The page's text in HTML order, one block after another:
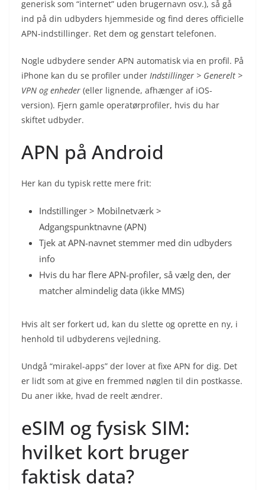
generisk som “internet” uden brugernavn osv.), så gå
ind på din udbyders hjemmeside og find deres officielle
APN-indstillinger. Ret dem og genstart telefonen.
Nogle udbydere sender APN automatisk via en profil. På
iPhone kan du se profiler under Indstillinger > Generelt >
VPN og enheder (eller lignende, afhænger af iOS-
version). Fjern gamle operatørprofiler, hvis du har
skiftet udbyder.
APN på Android
Her kan du typisk rette mere frit:
Indstillinger > Mobilnetværk >
Adgangspunktnavne (APN)
Tjek at APN-navnet stemmer med din udbyders
info
Hvis du har flere APN-profiler, så vælg den, der
matcher almindelig data (ikke MMS)
Hvis alt ser forkert ud, kan du slette og oprette en ny, i
henhold til udbyderens vejledning.
Undgå “mirakel-apps” der lover at fixe APN for dig. Det
er lidt som at give en fremmed nøglen til din postkasse.
Du aner ikke, hvad de reelt ændrer.
eSIM og fysisk SIM:
hvilket kort bruger
faktisk data?